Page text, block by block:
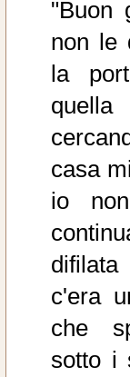
"Buon
non le
la
casa
io
difilata
c'era
che
sotto i